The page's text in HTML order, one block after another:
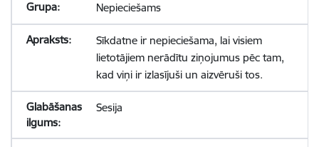
Nepieciešams
Sīkdatne ir nepieciešama, lai visiem
lietotājiem nerādītu ziņojumus pēc tam,
kad viņi ir izlasījuši un aizvēruši tos.
Sesija